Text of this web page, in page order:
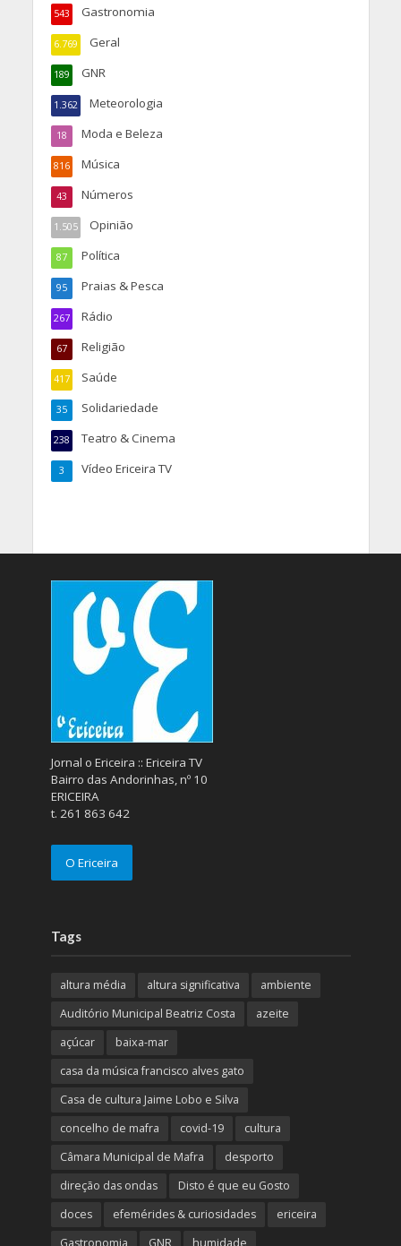
Gastronomia
543
Geral
6.769
GNR
189
Meteorologia
1.362
Moda e Beleza
18
Música
816
Números
43
Opinião
1.505
Política
87
Praias & Pesca
95
Rádio
267
Religião
67
Saúde
417
Solidariedade
35
Teatro & Cinema
238
Vídeo Ericeira TV
3
Jornal o Ericeira :: Ericeira TV
Bairro das Andorinhas, nº 10
ERICEIRA
t. 261 863 642
O Ericeira
Tags
altura média altura significativa
ambiente
Auditório Municipal Beatriz Costa
azeite
açúcar
baixa-mar
casa da música francisco alves gato
Casa de cultura Jaime Lobo e Silva
concelho de mafra
covid-19
cultura
Câmara Municipal de Mafra
desporto
direção das ondas
Disto é que eu Gosto
doces
efemérides & curiosidades
ericeira